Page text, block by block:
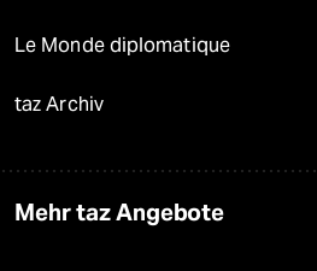
Le Monde diplomatique
taz Archiv
Mehr taz Angebote